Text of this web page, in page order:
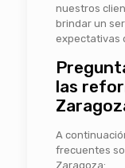
nuestros
brindar un
expectativas
las
A
frecuentes
Zaragoza: